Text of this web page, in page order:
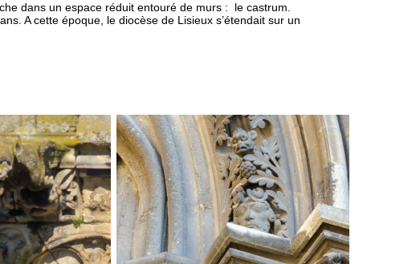
dans un espace réduit entouré de murs : le castrum.
A cette époque, le diocèse de Lisieux s’étendait sur un